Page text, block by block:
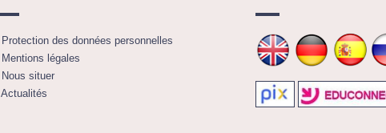
Protection des données personnelles
Mentions légales
Nous situer
Actualités